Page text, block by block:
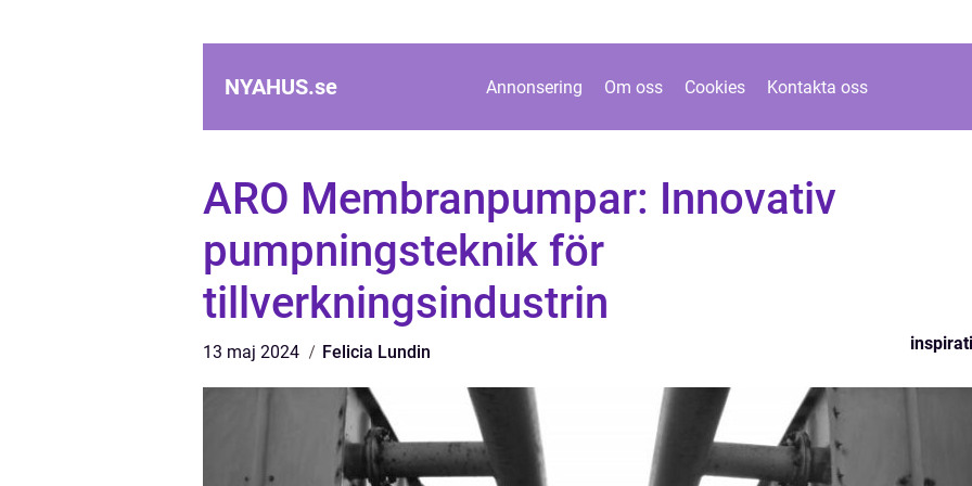
NYAHUS.se Annonsering Om oss Cookies Kontakta oss
ARO Membranpumpar: Innovativ
pumpningsteknik för
tillverkningsindustrin
13 maj 2024 Felicia Lundin